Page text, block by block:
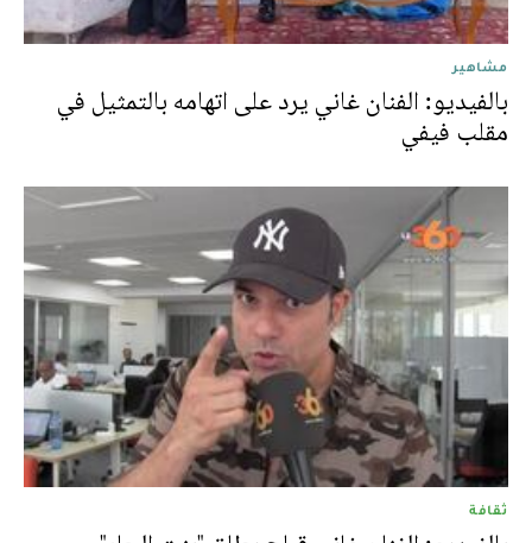
مشاهير
بالفيديو: الفنان غاني يرد على اتهامه بالتمثيل في
مقلب فيفي
ثقافة